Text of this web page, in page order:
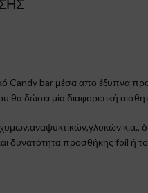
Candy bar μέσα απο έξυπνα
δώσει μία διαφορετική
κ.α.,
δυνατότητα προσθήκης foil ή